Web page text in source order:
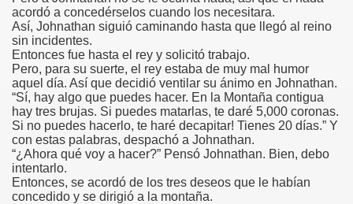
acordó a concedérselos cuando los necesitara.
Así, Johnathan siguió caminando hasta que llegó al reino
sin incidentes.
Entonces fue hasta el rey y solicitó trabajo.
Pero, para su suerte, el rey estaba de muy mal humor
aquel día. Así que decidió ventilar su ánimo en Johnathan.
“Sí, hay algo que puedes hacer. En la Montaña contigua
hay tres brujas. Si puedes matarlas, te daré 5,000 coronas.
Si no puedes hacerlo, te haré decapitar! Tienes 20 días.” Y
con estas palabras, despachó a Johnathan.
“¿Ahora qué voy a hacer?” Pensó Johnathan. Bien, debo
intentarlo.
Entonces, se acordó de los tres deseos que le habían
concedido y se dirigió a la montaña.